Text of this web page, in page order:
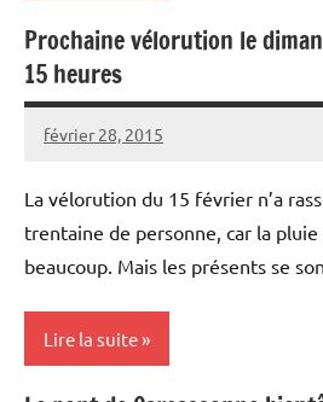
Vélorutions
Prochaine vélorution le
15 heures
février 28, 2015
Vélocité
Aucun
La vélorution du 15 février n’a
trentaine de personne, car la
beaucoup. Mais les présents se
Lire la suite